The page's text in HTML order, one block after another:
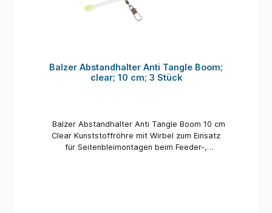
Balzer Abstandhalter Anti Tangle Boom;
clear; 10 cm; 3 Stück
Balzer Abstandhalter Anti Tangle Boom 10 cm
Clear Kunststoffröhre mit Wirbel zum Einsatz
für Seitenbleimontagen beim Feeder-,